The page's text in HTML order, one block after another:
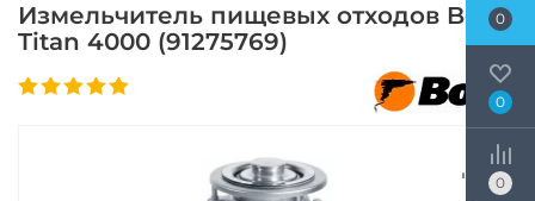
Измельчитель пищевых отходов Bort
Titan 4000 (91275769)
0
0
0